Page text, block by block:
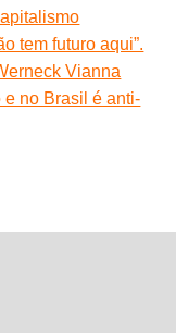
tem futuro aqui”.
Vianna
no Brasil é anti-